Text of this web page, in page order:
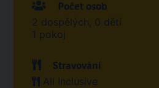
Počet osob
2 dospělých, 0 dětí
1 pokoj
Stravování
All Inclusive